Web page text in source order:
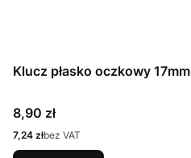
Klucz płasko oczkowy 17mm
Cena
8,90 zł
Cena
7,24 złbez VAT